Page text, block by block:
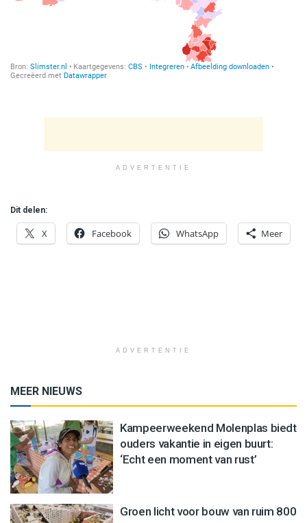
ADVERTENTIE
Dit delen:
X Facebook WhatsApp Meer
ADVERTENTIE
MEER NIEUWS
Kampeerweekend Molenplas biedt
ouders vakantie in eigen buurt:
‘Echt een moment van rust’
Groen licht voor bouw van ruim 800